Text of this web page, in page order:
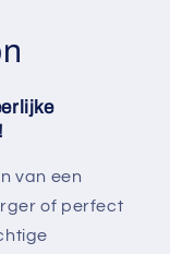
van een
of perfect